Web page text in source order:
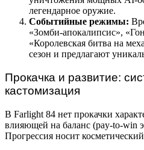
легендарное оружие.
Событийные режимы:
«Зомби-апокалипсис»,
«Королевская битва на
сезон и предлагают
Прокачка и развитие:
кастомизация
В Farlight 84 нет прокачки
влияющей на баланс (pay-to-win
Прогрессия носит